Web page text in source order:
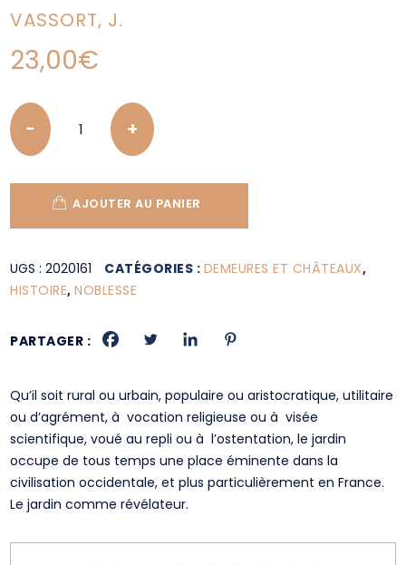
VASSORT, J.
23,00€
Quantity
AJOUTER AU PANIER
UGS :2020161 CATÉGORIES : DEMEURES ET CHÂTEAUX,
HISTOIRE,NOBLESSE
PARTAGER :
Qu’il soit rural ou urbain, populaire ou aristocratique, utilitaire
ou d’agrément, à vocation religieuse ou à visée
scientifique, voué au repli ou à l’ostentation, le jardin
occupe de tous temps une place éminente dans la
civilisation occidentale, et plus particulièrement en France.
Le jardin comme révélateur.